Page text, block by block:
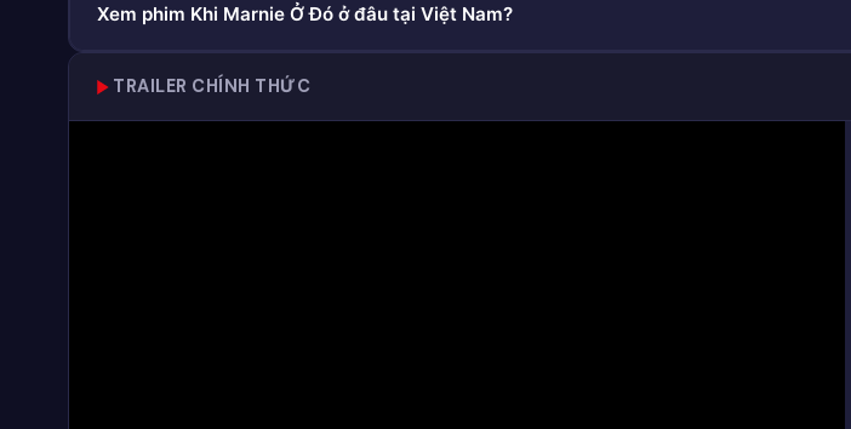
Xem phim Khi Marnie Ở Đó ở đâu tại Việt Nam?
TRAILER CHÍNH THỨC